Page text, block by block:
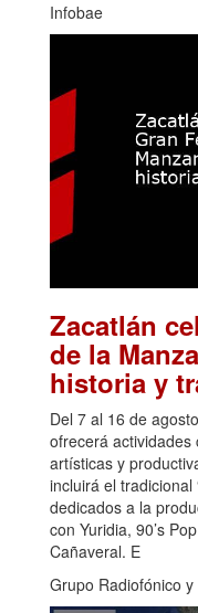
Infobae
Zacatlán
de la
historia y
Del 7 al 16 de
ofrecerá actividades
artísticas y
incluirá el tradicional
dedicados a la
con Yuridia, 90’s
Cañaveral. E
Grupo Radiofónico